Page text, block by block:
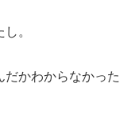
。
だかわからなかった